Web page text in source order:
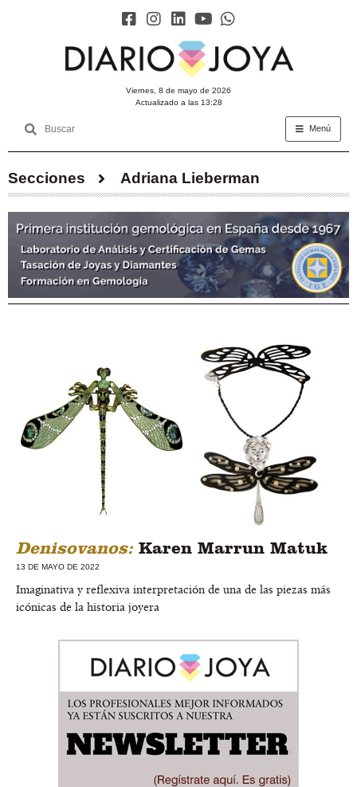
viernes, 8 de mayo de 2026
Actualizado a las 13:28
Menú
Secciones Adriana Lieberman
Denisovanos: Karen Marrun Matuk
13 DE MAYO DE 2022
Imaginativa y reflexiva interpretación de una de las piezas más
icónicas de la historia joyera